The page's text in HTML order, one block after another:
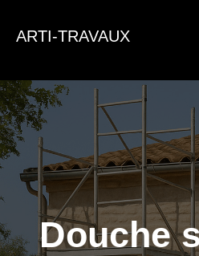
ARTI-TRAVAUX
Douche